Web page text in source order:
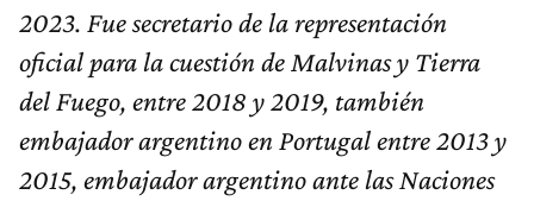
2023. Fue secretario de la representación
oficial para la cuestión de Malvinas y Tierra
del Fuego, entre 2018 y 2019, también
embajador argentino en Portugal entre 2013 y
2015, embajador argentino ante las Naciones